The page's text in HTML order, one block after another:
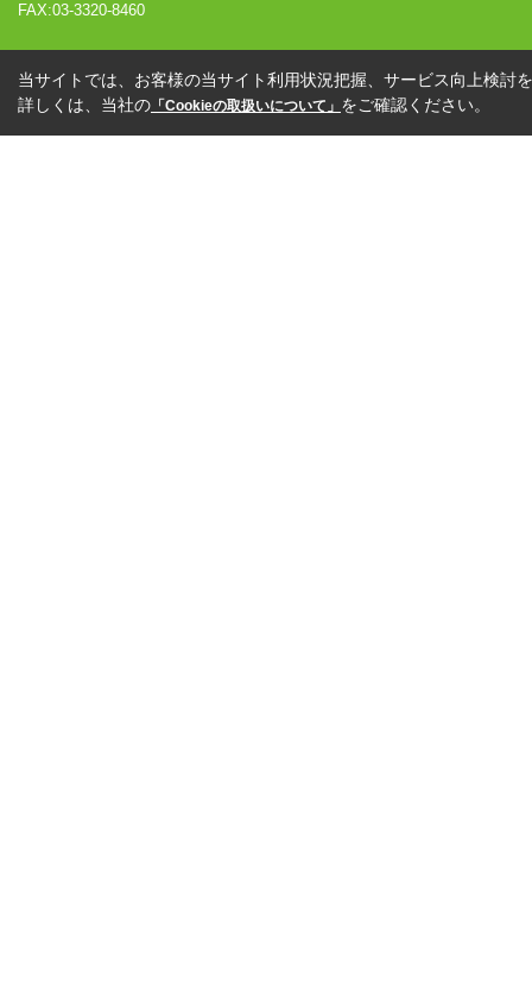
FAX:03-3320-8460
当サイトでは、お客様の当サイト利用状況把握、サービス向上検討
詳しくは、当社の 「Cookieの取扱いについて」 をご確認ください。